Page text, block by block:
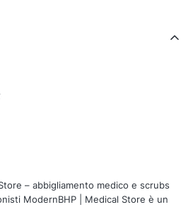
comodi durante tutto
offrono comfort e libertà
– abbigliamento medico e scrubs
ModernBHP | Medical Store è un